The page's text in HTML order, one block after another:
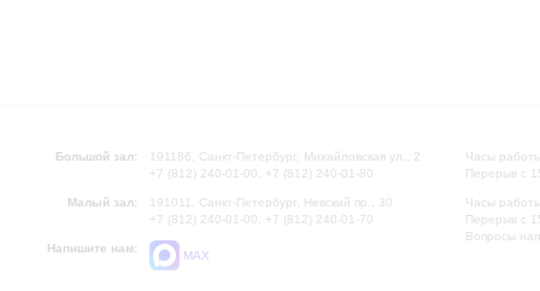
Большой зал:
191186, Санкт-Петербург, Михайловская ул., 2
+7 (812) 240-01-00, +7 (812) 240-01-80
Малый зал:
191011, Санкт-Петербург, Невский пр., 30
+7 (812) 240-01-00, +7 (812) 240-01-70
Напишите нам:
MAX
Часы
Перерыв с
Часы
Перерыв с
Вопросы